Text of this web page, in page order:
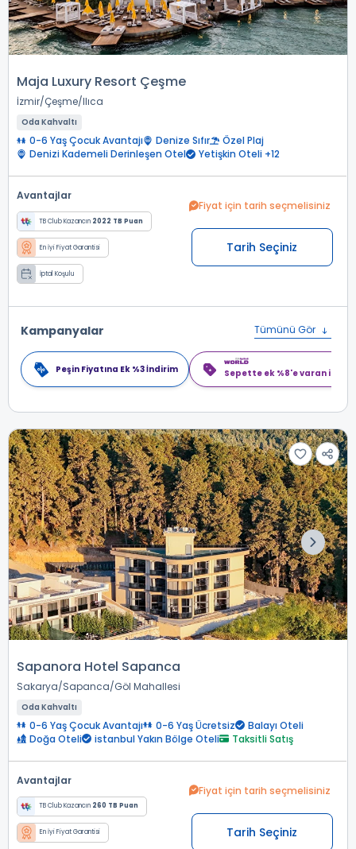
Maja Luxury Resort Çeşme
İzmir Çeşme Ilıca
Oda Kahvaltı
0-6 Yaş Çocuk Avantajı Denize Sıfır
Özel Plaj
Denizi Kademeli Derinleşen Otel
Yetişkin Oteli +12
Avantajlar
TB Club Kazancın 2022 TB Puan
En İyi Fiyat Garantisi
İptal Koşulu
Fiyat için tarih seçmelisiniz
Tarih Seçiniz
Kampanyalar Tümünü Gör
Peşin Fiyatına Ek %3 İndirim Sepette ek %8'e varan
Sapanora Hotel Sapanca
Sakarya Sapanca Göl Mahallesi
Oda Kahvaltı
0-6 Yaş Çocuk Avantajı 0-6 Yaş Ücretsiz
Balayı Oteli
Doğa Oteli
istanbul Yakın Bölge Oteli Taksitli Satış
Avantajlar
TB Club Kazancın 260 TB Puan
En İyi Fiyat Garantisi
Fiyat için tarih seçmelisiniz
Tarih Seçiniz